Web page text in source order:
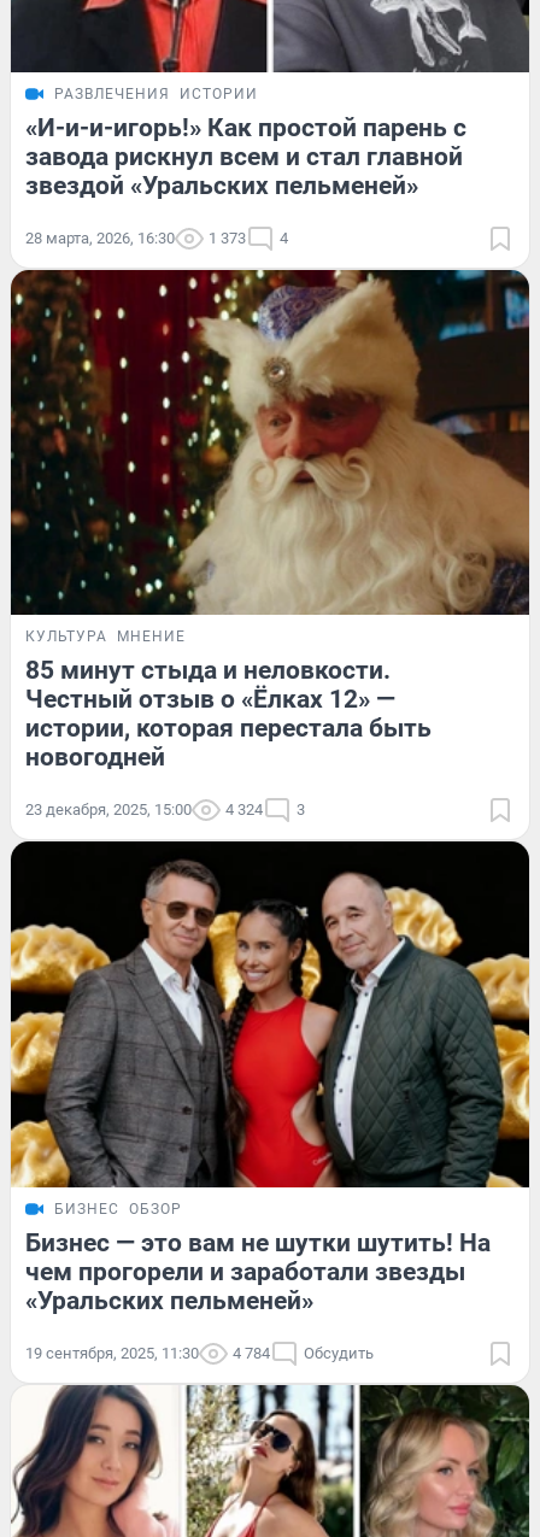
РАЗВЛЕЧЕНИЯ ИСТОРИИ
«И-и-и-игорь!» Как простой парень с
завода рискнул всем и стал главной
звездой «Уральских пельменей»
28 марта, 2026, 16:30 1 373 4
КУЛЬТУРА МНЕНИЕ
85 минут стыда и неловкости.
Честный отзыв о «Ёлках 12» —
истории, которая перестала быть
новогодней
23 декабря, 2025, 15:00 4 324 3
БИЗНЕС ОБЗОР
Бизнес — это вам не шутки шутить! На
чем прогорели и заработали звезды
«Уральских пельменей»
19 сентября, 2025, 11:30 4 784 Обсудить